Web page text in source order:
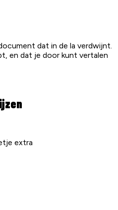
dat in de la verdwijnt.
en dat je door kunt vertalen
extra